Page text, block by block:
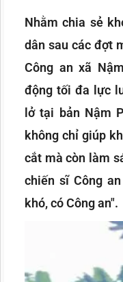
Nhằm chia sẻ
dân sau các đợt
Công an xã
động tối đa lực
lở tại bản Nậm
không chỉ giúp
cắt mà còn làm
chiến sĩ Công
khó, có Công an".